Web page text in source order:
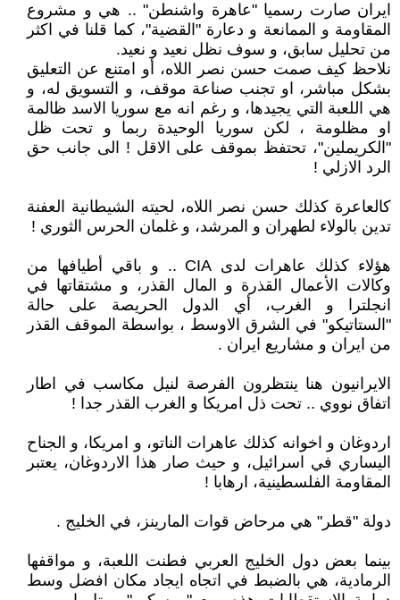
ايران صارت رسميا "عاهرة واشنطن" .. هي و مشروع
المقاومة و الممانعة و دعارة "القضية"، كما قلنا في اكثر
من تحليل سابق، و سوف نظل نعيد و نعيد.
نلاحظ كيف صمت حسن نصر اللاه، أو امتنع عن التعليق
بشكل مباشر، او تجنب صناعة موقف، و التسويق له، و
هي اللعبة التي يجيدها، و رغم انه مع سوريا الاسد ظالمة
او مظلومة ، لكن سوريا الوحيدة ربما و تحت ظل
"الكريملين"، تحتفظ بموقف على الاقل ! الى جانب حق
الرد الازلي !
كالعاعرة كذلك حسن نصر اللاه، لحيته الشيطانية العفنة
تدين بالولاء لطهران و المرشد، و غلمان الحرس الثوري !
هؤلاء كذلك عاهرات لدى CIA .. و باقي أطيافها من
وكالات الأعمال القذرة و المال القذر، و مشتقاتها في
انجلترا و الغرب، أي الدول الحريصة على حالة
"الستاتيكو" في الشرق الاوسط ، بواسطة الموقف القذر
من ايران و مشاريع ايران .
الايرانيون هنا ينتظرون الفرصة لنيل مكاسب في اطار
اتفاق نووي .. تحت ذل امريكا و الغرب القذر جدا !
اردوغان و اخوانه كذلك عاهرات الناتو، و امريكا، و الجناح
اليساري في اسرائيل، و حيث صار هذا الاردوغان، يعتبر
المقاومة الفلسطينية، ارهابا !
دولة "قطر" هي مرحاض قوات المارينز، في الخليج .
بينما بعض دول الخليج العربي فطنت اللعبة، و مواقفها
الرمادية، هي بالضبط في اتجاه ايجاد مكان افضل وسط